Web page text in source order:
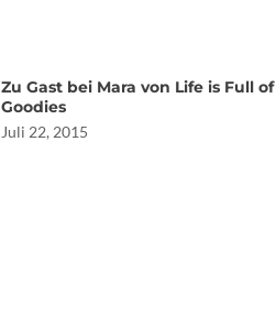
Zu Gast bei Mara von Life is Full of
Goodies
Juli 22, 2015